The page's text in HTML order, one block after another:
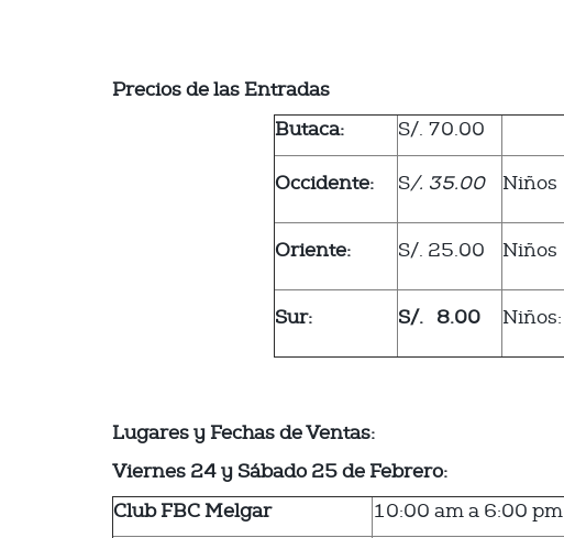
Precios de las Entradas
Butaca:
S/. 70.00
Occidente: S/. 35.00 Niños
Oriente: S/. 25.00 Niños
Sur: S/. 8.00 Niños:
Lugares y Fechas de Ventas:
Viernes 24 y Sábado 25 de Febrero:
Club FBC Melgar
10:00 am a 6:00 pm